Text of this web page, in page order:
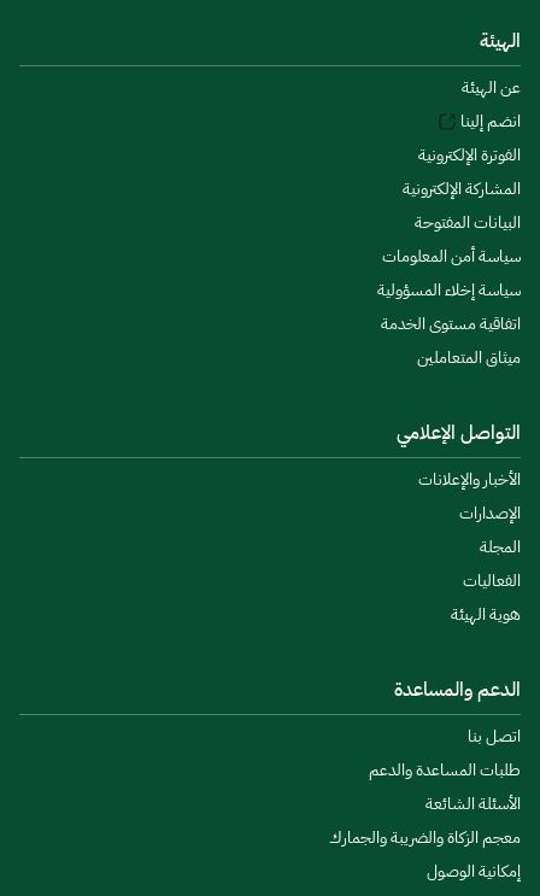
الهيئة
عن الهيئة
انضم إلينا
الفوترة الإلكترونية
المشاركة الإلكترونية
البيانات المفتوحة
سياسة أمن المعلومات
سياسة إخلاء المسؤولية
اتفاقية مستوى الخدمة
ميثاق المتعاملين
التواصل الإعلامي
الأخبار والإعلانات
الإصدارات
المجلة
الفعاليات
هوية الهيئة
الدعم والمساعدة
اتصل بنا
طلبات المساعدة والدعم
الأسئلة الشائعة
معجم الزكاة والضريبة والجمارك
إمكانية الوصول